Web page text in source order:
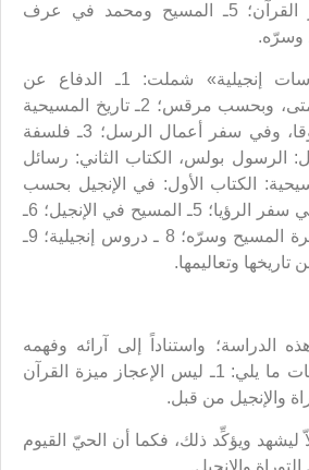
والمسيحية؛ 4ـ أسرار القرآن؛ 5ـ المسيح ومحمد في عرف
وللمؤلف كذلك «دراسات إنجيلية» شملت: 1ـ الدفاع عن
المسيحية: في إنجيل متى، وبحسب مرقس؛ 2ـ تاريخ المسيحية
في الإنجيل: بحسب لوقا، وفي سفر أعمال الرسل؛ 3ـ فلسفة
الرسول بولس، الكتاب الثاني: رسائل
المسيحية: الكتاب الأول: في الإنجيل بحسب
يوحنا، الكتاب الثاني: في سفر الرؤيا؛ 5ـ المسيح في الإنجيل؛ 6ـ
«إنجيل» بولس؛ 7ـ سيرة المسيح وسرّه؛ 8 ـ دروس إنجيلية؛ 9ـ
وتعاليمها.
الدراسة؛ واستناداً إلى آرائه وفهمه
واجتهاده الشخصي، إثبات ما يلي: 1ـ ليس الإعجاز ميزة القرآن
والإنجيل من قبل.
ليشهد ويؤكِّد ذلك، فكما أن الحيّ القيوم
والإنجيل.